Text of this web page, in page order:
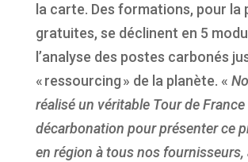
la carte. Des formations, pour la
gratuites, se déclinent en 5
l’analyse des postes carbonés
« ressourcing » de la planète. «
réalisé un véritable Tour de France
décarbonation pour présenter ce
en région à tous nos fournisseurs,